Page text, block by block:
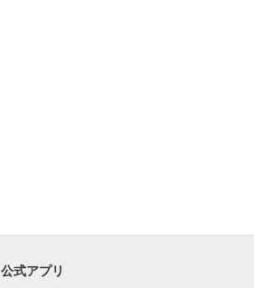
公式アプリ